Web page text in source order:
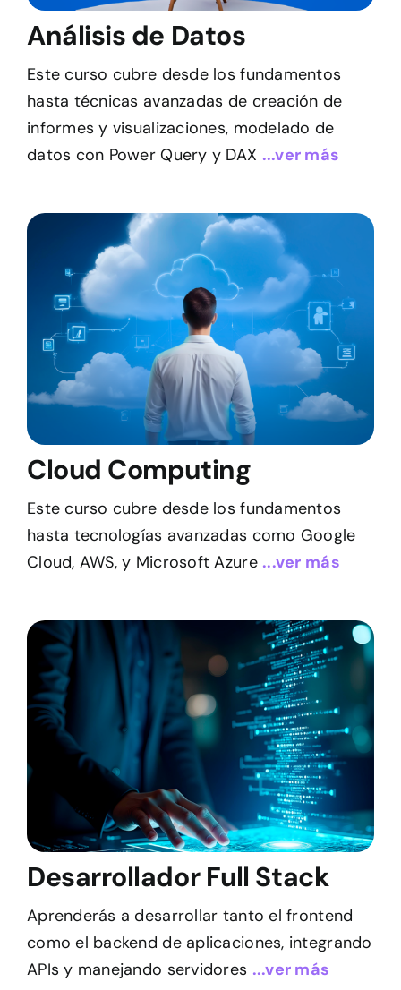
Análisis de Datos
Este curso cubre desde los fundamentos
hasta técnicas avanzadas de creación de
informes y visualizaciones, modelado de
datos con Power Query y DAX ...ver más
Cloud Computing
Este curso cubre desde los fundamentos
hasta tecnologías avanzadas como Google
Cloud, AWS, y Microsoft Azure...ver más
Desarrollador Full Stack
Aprenderás a desarrollar tanto el frontend
como el backend de aplicaciones, integrando
APIs y manejando servidores ...ver más